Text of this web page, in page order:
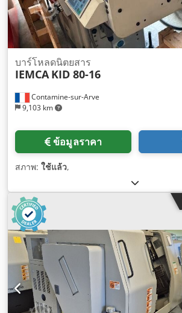
Contamine-sur-Arve
9,103 km
บาร์โหลดนิตยสาร
IEMCA KID 80-16
ข้อมูลราคา
สภาพ: ใช้แล้ว,